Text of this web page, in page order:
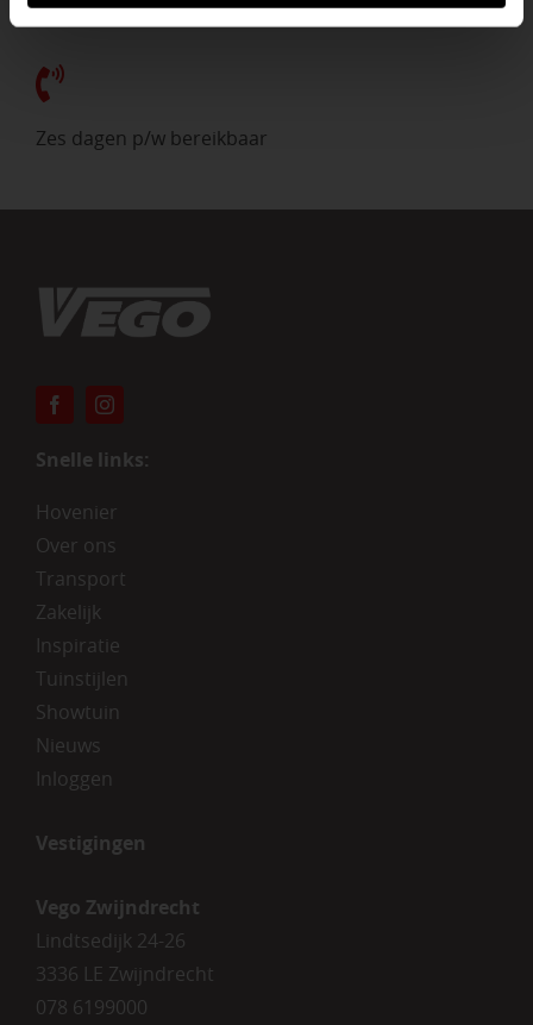
Ervaren tuinadvies
Zes dagen p/w bereikbaar
Snelle links:
Hovenier
Over ons
Transport
Zakelijk
Inspiratie
Tuinstijlen
Showtuin
Nieuws
Inloggen
Vestigingen
Vego Zwijndrecht
Lindtsedijk 24-26
3336 LE Zwijndrecht
078 6199000